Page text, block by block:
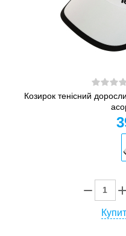
Козирок тенісний